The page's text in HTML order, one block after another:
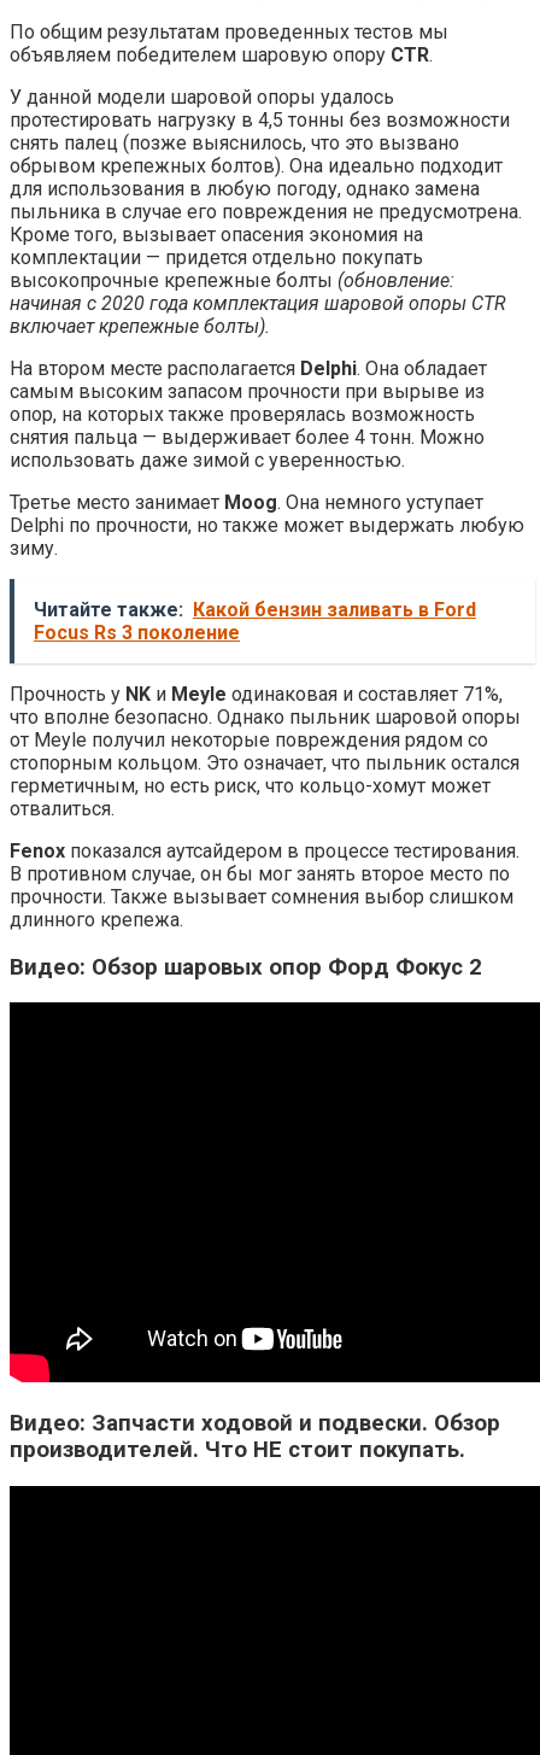
По общим результатам проведенных тестов мы
объявляем победителем шаровую опору CTR.
У данной модели шаровой опоры удалось
протестировать нагрузку в 4,5 тонны без возможности
снять палец (позже выяснилось, что это вызвано
обрывом крепежных болтов). Она идеально подходит
для использования в любую погоду, однако замена
пыльника в случае его повреждения не предусмотрена.
Кроме того, вызывает опасения экономия на
комплектации — придется отдельно покупать
высокопрочные крепежные болты (обновление:
начиная с 2020 года комплектация шаровой опоры CTR
включает крепежные болты).
На втором месте располагается Delphi. Она обладает
самым высоким запасом прочности при вырыве из
опор, на которых также проверялась возможность
снятия пальца — выдерживает более 4 тонн. Можно
использовать даже зимой с уверенностью.
Третье место занимает Moog. Она немного уступает
Delphi по прочности, но также может выдержать любую
зиму.
Читайте также: Какой бензин заливать в Ford
Focus Rs 3 поколение
Прочность у NK и Meyle одинаковая и составляет 71%,
что вполне безопасно. Однако пыльник шаровой опоры
от Meyle получил некоторые повреждения рядом со
стопорным кольцом. Это означает, что пыльник остался
герметичным, но есть риск, что кольцо-хомут может
отвалиться.
Fenox показался аутсайдером в процессе тестирования.
В противном случае, он бы мог занять второе место по
прочности. Также вызывает сомнения выбор слишком
длинного крепежа.
Видео: Обзор шаровых опор Форд Фокус 2
Видео: Запчасти ходовой и подвески. Обзор
производителей. Что НЕ стоит покупать.